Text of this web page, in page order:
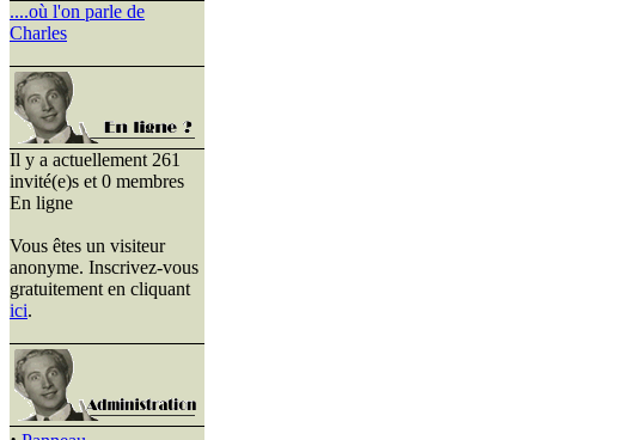
....où l'on parle de
Charles
Il y a actuellement 261
invité(e)s et 0 membres
En ligne
Vous êtes un visiteur
anonyme. Inscrivez-vous
gratuitement en cliquant
ici.